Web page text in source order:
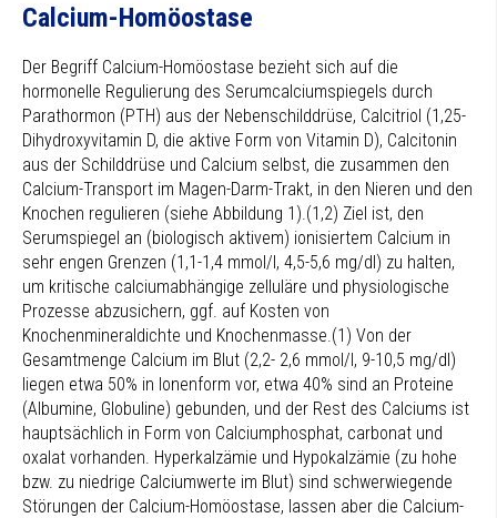
Calcium-Homöostase
Der Begriff Calcium-Homöostase bezieht sich auf die
hormonelle Regulierung des Serumcalciumspiegels durch
Parathormon (PTH) aus der Nebenschilddrüse, Calcitriol (1,25-
Dihydroxyvitamin D, die aktive Form von Vitamin D), Calcitonin
aus der Schilddrüse und Calcium selbst, die zusammen den
Calcium-Transport im Magen-Darm-Trakt, in den Nieren und den
Knochen regulieren (siehe Abbildung 1).(1,2) Ziel ist, den
Serumspiegel an (biologisch aktivem) ionisiertem Calcium in
sehr engen Grenzen (1,1-1,4 mmol/l, 4,5-5,6 mg/dl) zu halten,
um kritische calciumabhängige zelluläre und physiologische
Prozesse abzusichern, ggf. auf Kosten von
Knochenmineraldichte und Knochenmasse.(1) Von der
Gesamtmenge Calcium im Blut (2,2- 2,6 mmol/l, 9-10,5 mg/dl)
liegen etwa 50% in Ionenform vor, etwa 40% sind an Proteine
(Albumine, Globuline) gebunden, und der Rest des Calciums ist
hauptsächlich in Form von Calciumphosphat, carbonat und
oxalat vorhanden. Hyperkalzämie und Hypokalzämie (zu hohe
bzw. zu niedrige Calciumwerte im Blut) sind schwerwiegende
Störungen der Calcium-Homöostase, lassen aber die Calcium-